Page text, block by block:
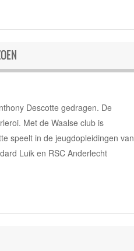
Descotte gedragen. De
Met de Waalse club is
speelt in de jeugdopleidingen van
Luik en RSC Anderlecht